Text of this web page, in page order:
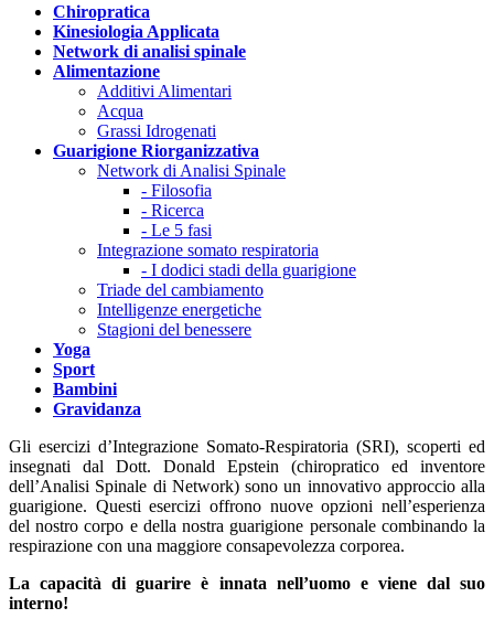
Chiropratica
Kinesiologia Applicata
Network di analisi spinale
Alimentazione
Additivi Alimentari
Acqua
Grassi Idrogenati
Guarigione Riorganizzativa
Network di Analisi Spinale
- Filosofia
- Ricerca
- Le 5 fasi
Integrazione somato respiratoria
- I dodici stadi della guarigione
Triade del cambiamento
Intelligenze energetiche
Stagioni del benessere
Yoga
Sport
Bambini
Gravidanza
Gli esercizi d’Integrazione Somato-Respiratoria (SRI), scoperti ed
insegnati dal Dott. Donald Epstein (chiropratico ed inventore
dell’Analisi Spinale di Network) sono un innovativo approccio alla
guarigione. Questi esercizi offrono nuove opzioni nell’esperienza
del nostro corpo e della nostra guarigione personale combinando la
respirazione con una maggiore consapevolezza corporea.
La capacità di guarire è innata nell’uomo e viene dal suo
interno!